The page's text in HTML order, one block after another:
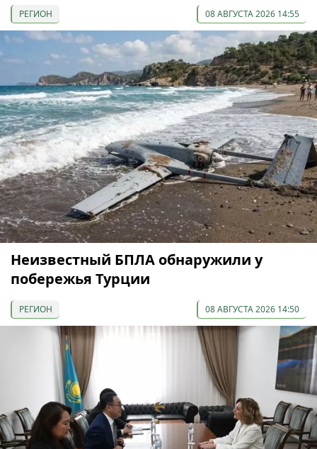
РЕГИОН 08 АВГУСТА 2026 14:55
Неизвестный БПЛА обнаружили у
побережья Турции
РЕГИОН 08 АВГУСТА 2026 14:50